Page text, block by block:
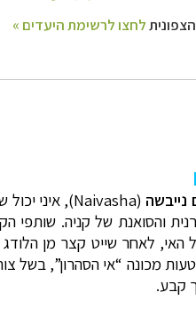
נייבשה (
Naivasha
)
והסואנת של קניה. שותפי
האי, לאחר שייט קצר מן
מכונה “אי הסהרון”, בשל
קבע.